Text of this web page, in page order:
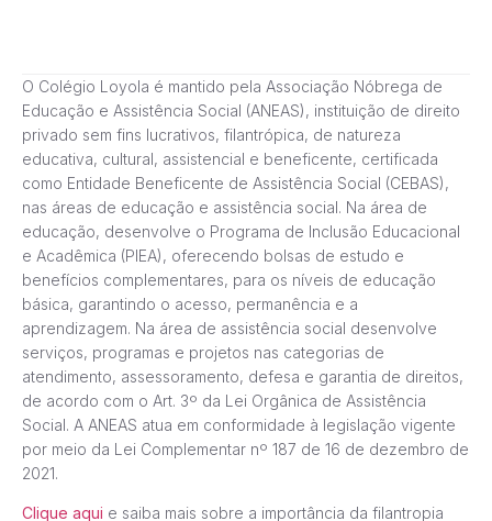
O Colégio Loyola é mantido pela Associação Nóbrega de
Educação e Assistência Social (ANEAS), instituição de direito
privado sem fins lucrativos, filantrópica, de natureza
educativa, cultural, assistencial e beneficente, certificada
como Entidade Beneficente de Assistência Social (CEBAS),
nas áreas de educação e assistência social. Na área de
educação, desenvolve o Programa de Inclusão Educacional
e Acadêmica (PIEA), oferecendo bolsas de estudo e
benefícios complementares, para os níveis de educação
básica, garantindo o acesso, permanência e a
aprendizagem. Na área de assistência social desenvolve
serviços, programas e projetos nas categorias de
atendimento, assessoramento, defesa e garantia de direitos,
de acordo com o Art. 3º da Lei Orgânica de Assistência
Social. A ANEAS atua em conformidade à legislação vigente
por meio da Lei Complementar nº 187 de 16 de dezembro de
2021.
Clique aqui e saiba mais sobre a importância da filantropia